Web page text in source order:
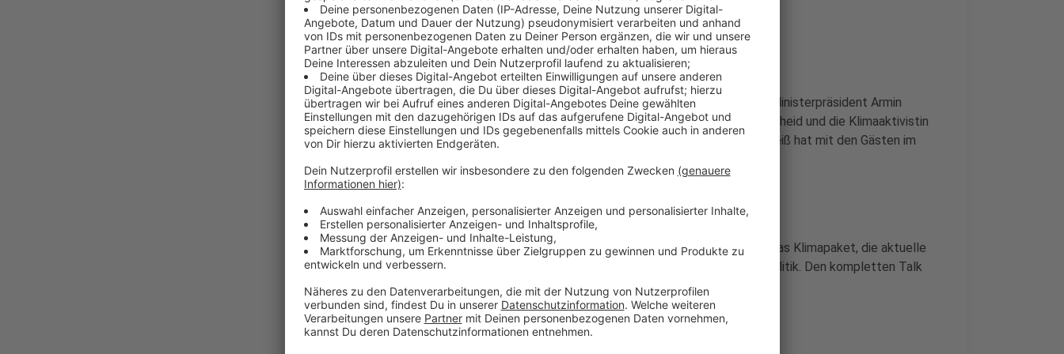
Veröffentlicht:Donnerstag, 19.12.2019 14:32
Anzeige
Kurz vor dem Beginn der Weihnachtsferien haben sich der NRW-Ministerpräsident Armin
Laschet, Stefanie Kloß von Silbermond, Psychologe Leon Windscheid und die Klimaaktivistin
Jana Reiter im Landtag in Düsseldorf getroffen. Kollege Marc Weiß hat mit den Gästen im
Die Themen im Jahresabschlussgespräch waren unter anderem das Klimapaket, die aktuelle
Situation in der Großen Koalition und die Hürden in der Verkehrspolitik. Den kompletten Talk
haben wir hier für euch bereitgestellt:
Anzeige